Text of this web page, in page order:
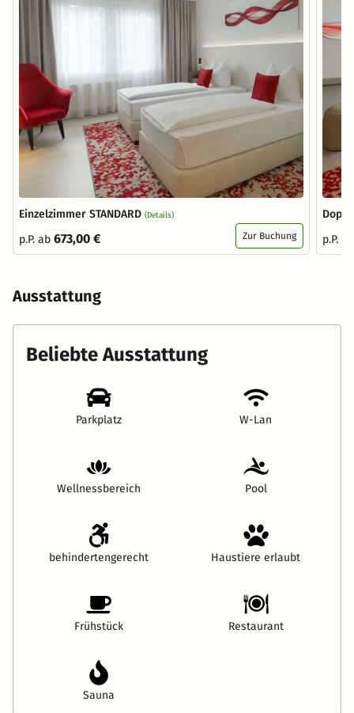
Einzelzimmer STANDARD (Details)
p.P. ab 673,00 € Zur Buchung
p.P.
Ausstattung
Beliebte Ausstattung
Parkplatz W-Lan
Wellnessbereich Pool
behindertengerecht Haustiere erlaubt
Frühstück Restaurant
Sauna